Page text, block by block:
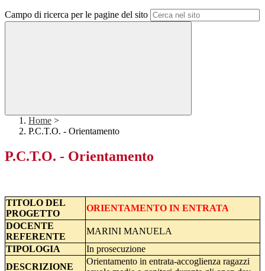
Campo di ricerca per le pagine del sito
Home >
P.C.T.O. - Orientamento
P.C.T.O. - Orientamento
TITOLO DEL
PROGETTO
ORIENTAMENTO IN ENTRATA
DOCENTE
REFERENTE
MARINI MANUELA
TIPOLOGIA
In prosecuzione
DESCRIZIONE
Orientamento in entrata-accoglienza ragazzi